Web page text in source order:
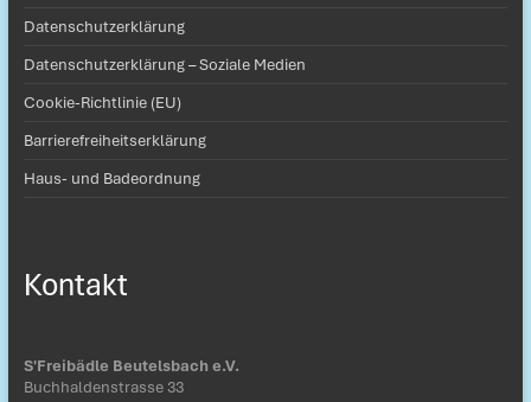
Datenschutzerklärung
Datenschutzerklärung – Soziale Medien
Cookie-Richtlinie (EU)
Barrierefreiheitserklärung
Haus- und Badeordnung
Kontakt
S'Freibädle Beutelsbach e.V.
Buchhaldenstrasse 33